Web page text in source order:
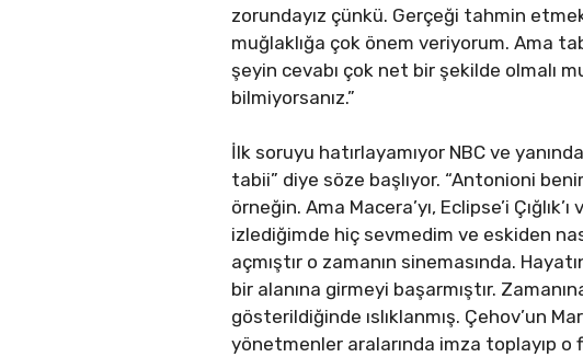
zorundayız çünkü. Gerçeği tahmin
muğlaklığa çok önem veriyorum. Ama
şeyin cevabı çok net bir şekilde olmalı
bilmiyorsanız.”
İlk soruyu hatırlayamıyor NBC ve
tabii” diye söze başlıyor. “Antonioni
örneğin. Ama Macera’yı, Eclipse’i
izlediğimde hiç sevmedim ve eskiden
açmıştır o zamanın sinemasında.
bir alanına girmeyi başarmıştır.
gösterildiğinde ıslıklanmış. Çehov’un
yönetmenler aralarında imza toplayıp